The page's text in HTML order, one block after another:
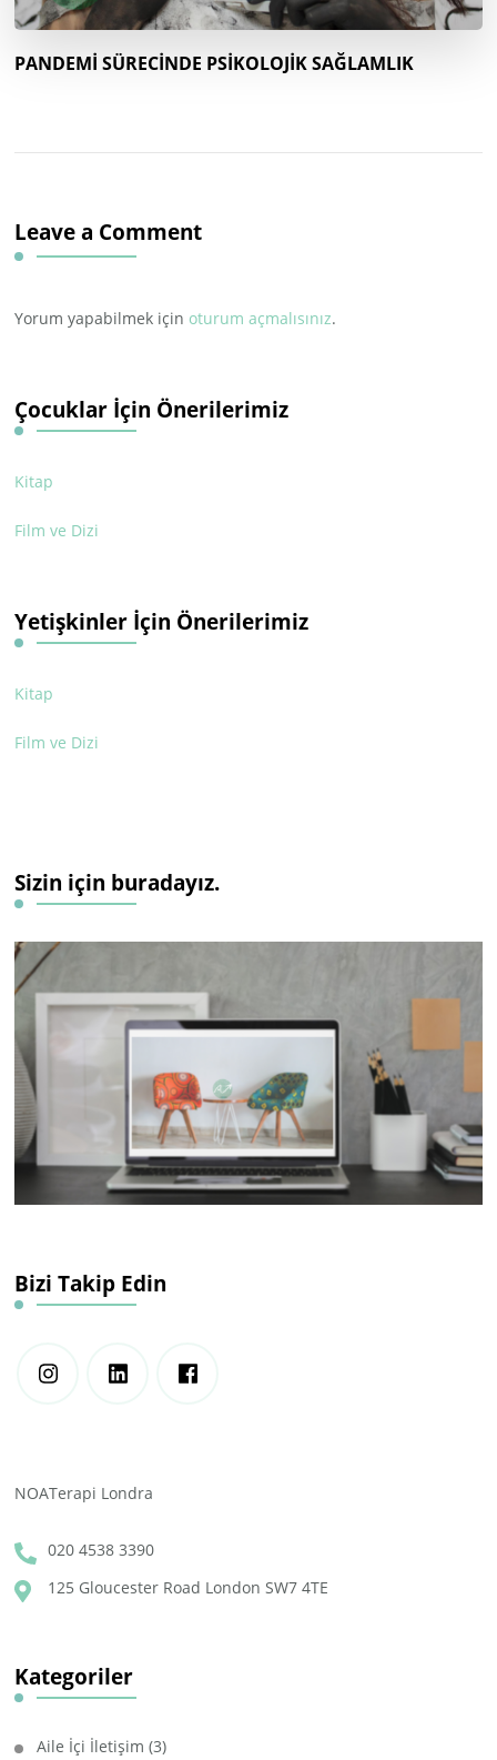
PANDEMİ SÜRECİNDE PSİKOLOJİK SAĞLAMLIK
Leave a Comment
Yorum yapabilmek için oturum açmalısınız.
Çocuklar İçin Önerilerimiz
Kitap
Film ve Dizi
Yetişkinler İçin Önerilerimiz
Kitap
Film ve Dizi
Sizin için buradayız.
Bizi Takip Edin
NOATerapi Londra
020 4538 3390
125 Gloucester Road London SW7 4TE
Kategoriler
Aile İçi İletişim (3)